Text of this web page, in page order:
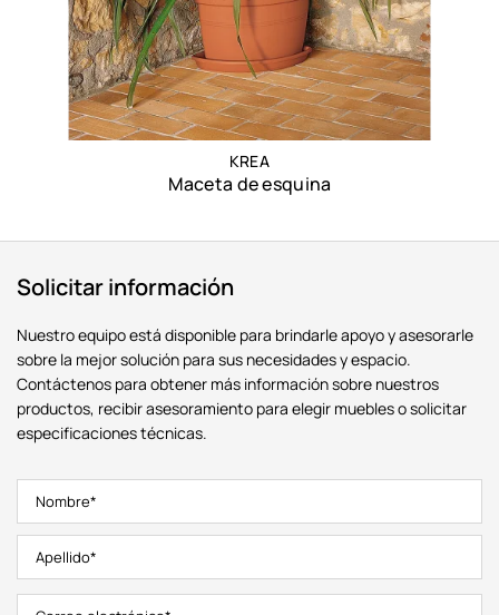
KREA
Maceta de esquina
Solicitar información
Nuestro equipo está disponible para brindarle apoyo y asesorarle
sobre la mejor solución para sus necesidades y espacio.
Contáctenos para obtener más información sobre nuestros
productos, recibir asesoramiento para elegir muebles o solicitar
especificaciones técnicas.